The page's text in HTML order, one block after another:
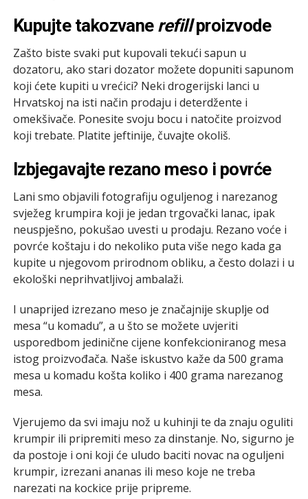
Kupujte takozvane refillproizvode
Zašto biste svaki put kupovali tekući sapun u
dozatoru, ako stari dozator možete dopuniti sapunom
koji ćete kupiti u vrećici? Neki drogerijski lanci u
Hrvatskoj na isti način prodaju i deterdžente i
omekšivače. Ponesite svoju bocu i natočite proizvod
koji trebate. Platite jeftinije, čuvajte okoliš.
Izbjegavajte rezano meso i povrće
Lani smo objavili fotografiju oguljenog i narezanog
svježeg krumpira koji je jedan trgovački lanac, ipak
neuspješno, pokušao uvesti u prodaju. Rezano voće i
povrće koštaju i do nekoliko puta više nego kada ga
kupite u njegovom prirodnom obliku, a često dolazi i u
ekološki neprihvatljivoj ambalaži.
I unaprijed izrezano meso je značajnije skuplje od
mesa “u komadu”, a u što se možete uvjeriti
usporedbom jedinične cijene konfekcioniranog mesa
istog proizvođača. Naše iskustvo kaže da 500 grama
mesa u komadu košta koliko i 400 grama narezanog
mesa.
Vjerujemo da svi imaju nož u kuhinji te da znaju oguliti
krumpir ili pripremiti meso za dinstanje. No, sigurno je
da postoje i oni koji će uludo baciti novac na oguljeni
krumpir, izrezani ananas ili meso koje ne treba
narezati na kockice prije pripreme.